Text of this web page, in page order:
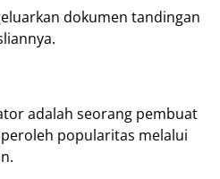
dokumen tandingan
adalah seorang pembuat
popularitas melalui